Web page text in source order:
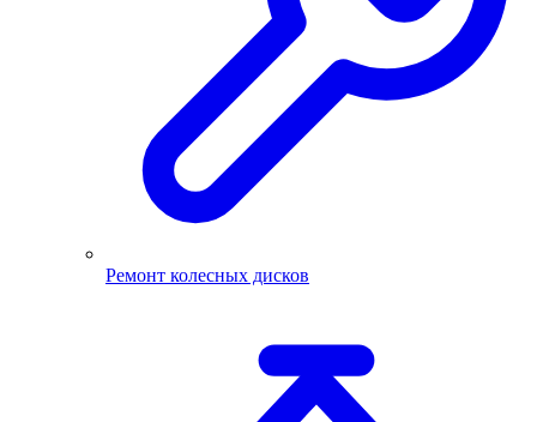
Ремонт колесных дисков